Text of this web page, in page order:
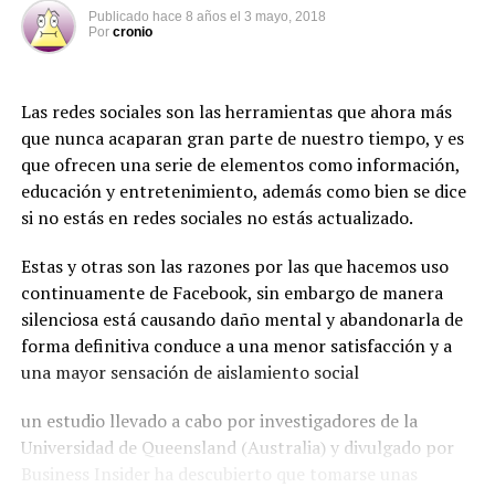
Publicado hace 8 años el 3 mayo, 2018
Por cronio
Las redes sociales son las herramientas que ahora más
que nunca acaparan gran parte de nuestro tiempo, y es
que ofrecen una serie de elementos como información,
educación y entretenimiento, además como bien se dice
si no estás en redes sociales no estás actualizado.
Estas y otras son las razones por las que hacemos uso
continuamente de Facebook, sin embargo de manera
silenciosa está causando daño mental y abandonarla de
forma definitiva conduce a una menor satisfacción y a
una mayor sensación de aislamiento social
un estudio llevado a cabo por investigadores de la
Universidad de Queensland (Australia) y divulgado por